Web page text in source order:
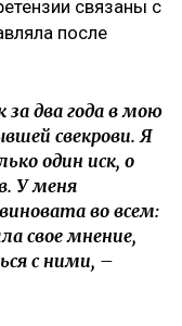
связаны с
после
два года в мою
свекрови. Я
один иск, о
У меня
во всем:
свое мнение,
с ними, –